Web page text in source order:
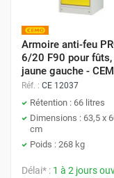
Armoire anti-feu
6/20 F90 pour
jaune gauche -
Réf. : CE 12037
Rétention : 66 litres
Dimensions : 63,5 x
cm
Poids : 268 kg
Délai* : 1 à 2 jours